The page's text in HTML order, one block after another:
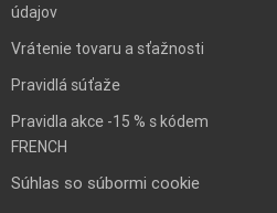
údajov
Vrátenie tovaru a sťažnosti
Pravidlá súťaže
Pravidla akce -15 % s kódem
FRENCH
Súhlas so súbormi cookie